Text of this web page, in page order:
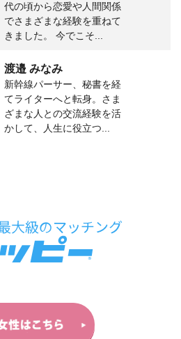
代の頃から恋愛や人間関係
でさまざまな経験を重ねて
きました。 今でこそ...
渡邉 みなみ
新幹線パーサー、秘書を経
てライターへと転身。さま
ざまな人との交流経験を活
かして、人生に役立つ...